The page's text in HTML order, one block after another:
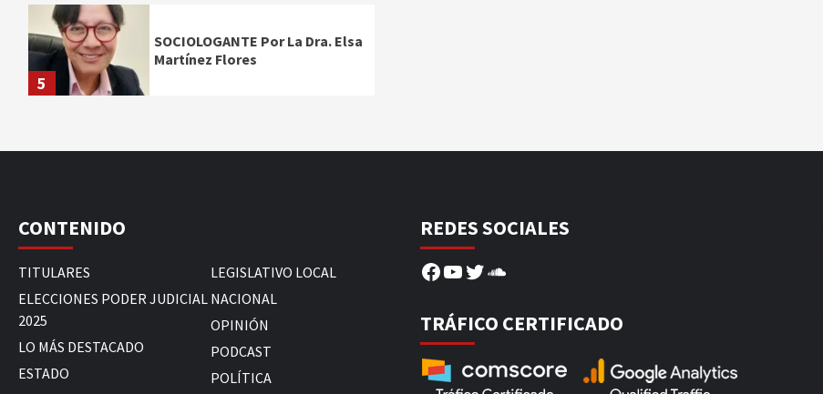
5
SOCIOLOGANTE Por La Dra. Elsa
Martínez Flores
CONTENIDO
TITULARES
ELECCIONES PODER JUDICIAL
2025
LO MÁS DESTACADO
ESTADO
LEGISLATIVO LOCAL
NACIONAL
OPINIÓN
PODCAST
POLÍTICA
REDES SOCIALES
Facebook
YouTube
Twitter
SoundCloud
TRÁFICO CERTIFICADO